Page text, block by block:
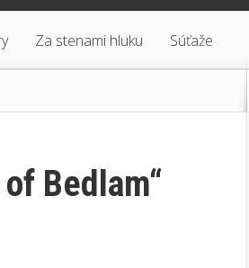
Za stenami hluku Súťaže
Bedlam“